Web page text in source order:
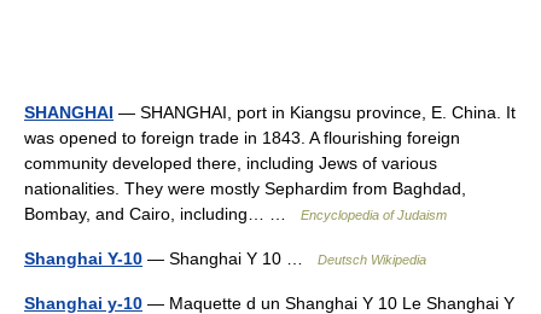
SHANGHAI — SHANGHAI, port in Kiangsu province, E. China. It
was opened to foreign trade in 1843. A flourishing foreign
community developed there, including Jews of various
nationalities. They were mostly Sephardim from Baghdad,
Bombay, and Cairo, including… …
Encyclopedia of Judaism
Shanghai Y-10 — Shanghai Y 10 … Deutsch Wikipedia
Shanghai y-10 — Maquette d un Shanghai Y 10 Le Shanghai Y